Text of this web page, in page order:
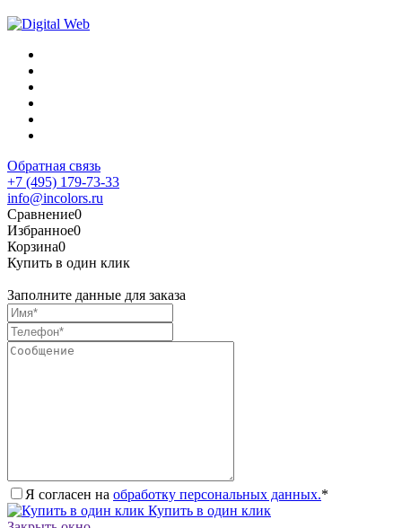
Обратная связь
+7 (495) 179-73-33
info@incolors.ru
Сравнение0
Избранное0
Корзина0
Купить в один клик
Заполните данные для заказа
Я согласен на обработку персональных данных.*
Купить в один клик